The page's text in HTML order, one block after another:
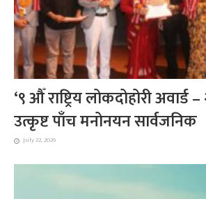
‘९ औँ राष्ट्रिय लोकदोहोरी अवार्ड
उत्कृष्ट पाँच मनोनयन सार्वजनिक
July 22, 2026